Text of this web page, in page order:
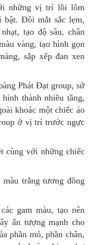
những vị trí lồi lõm
bật. Đôi mắt sắc lẹm,
tạo độ sâu, chân
vàng, tạo hình gọn
sắp xếp đan xen
Phát Đạt group, sử
thành nhiều tầng,
khoác một chiếc áo
ở vị trí trước ngực
cùng với những chiếc
trắng tương đồng
gam màu, tạo nên
ấn tượng mạnh cho
phần mỏ, phần chân,